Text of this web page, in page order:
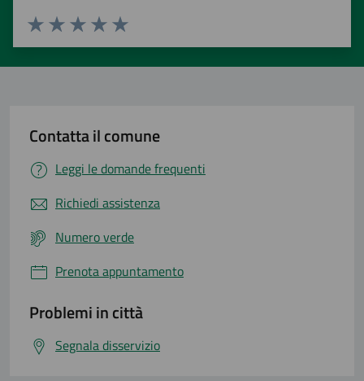
Valuta 5 stelle su 5
Valuta 4 stelle su 5
Valuta 3 stelle su 5
Valuta 2 stelle su 5
Valuta 1 stelle su 5
Contatta il comune
Leggi le domande frequenti
Richiedi assistenza
Numero verde
Prenota appuntamento
Problemi in città
Segnala disservizio